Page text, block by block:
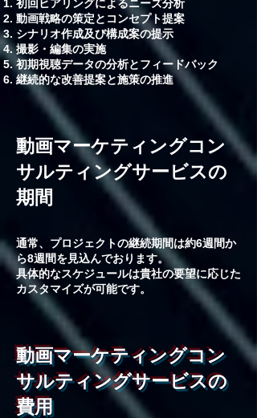
初回ヒアリングによるニーズ分析
動画戦略の策定とコンセプト提案
シナリオ作成及び構成案の提示
撮影・編集の実施
初期視聴データの分析とフィードバック
継続的な改善提案と施策の推進
動画マーケティングコン
サルティングサービスの
期間
通常、プロジェクトの継続期間は約6週間か
ら8週間を見込んでおります。
具体的なスケジュールは貴社の要望に応じた
カスタマイズが可能です。
動画マーケティングコン
サルティングサービスの
費用